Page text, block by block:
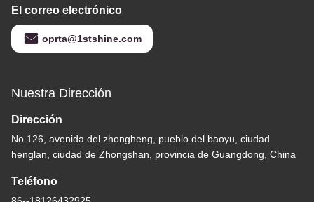
El correo electrónico
oprta@1stshine.com
Nuestra Dirección
Dirección
No.126, avenida del zhongheng, pueblo del baoyu, ciudad
henglan, ciudad de Zhongshan, provincia de Guangdong, China
Teléfono